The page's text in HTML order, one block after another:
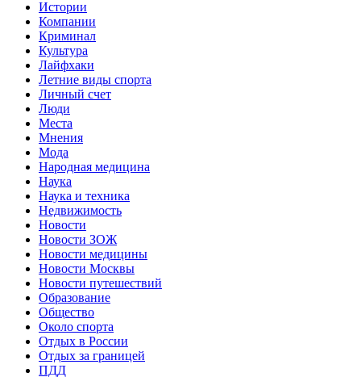
Истории
Компании
Криминал
Культура
Лайфхаки
Летние виды спорта
Личный счет
Люди
Места
Мнения
Мода
Народная медицина
Наука
Наука и техника
Недвижимость
Новости
Новости ЗОЖ
Новости медицины
Новости Москвы
Новости путешествий
Образование
Общество
Около спорта
Отдых в России
Отдых за границей
ПДД